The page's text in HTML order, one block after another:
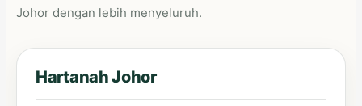
Johor dengan lebih menyeluruh.
Hartanah Johor